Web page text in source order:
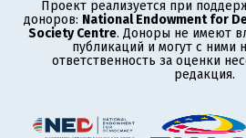
Проект реализуется при
доноров: National Endowment for
Society Centre. Доноры не имеют
публикаций и могут с ними
ответственность за оценки
редакция.